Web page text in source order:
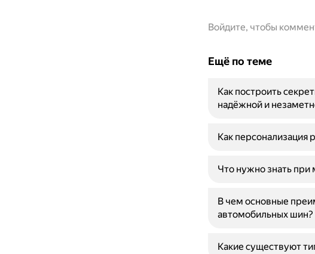
Войдите, чтобы
Ещё по теме
Как построить
надёжной и
Как персонализация
Что нужно знать
В чем основные
автомобильных шин?
Какие существуют